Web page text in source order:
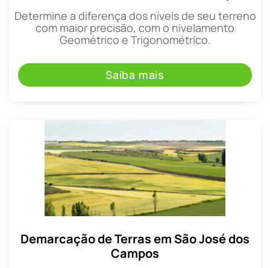
Determine a diferença dos níveis de seu terreno
com maior precisão, com o nivelamento
Geométrico e Trigonométrico.
Saiba mais
Demarcação de Terras em São José dos
Campos